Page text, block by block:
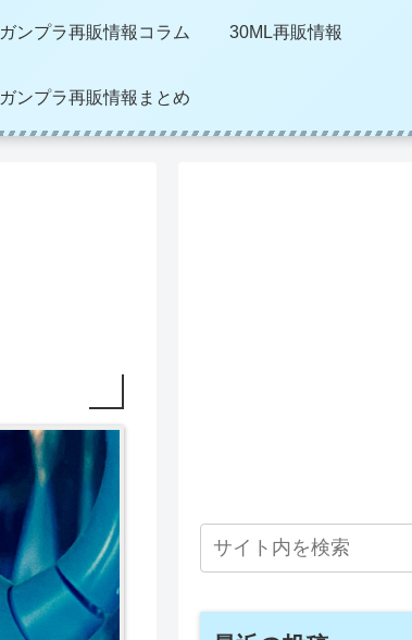
ガンプラ再販情報コラム 30ML再販情報
ガンプラ再販情報まとめ